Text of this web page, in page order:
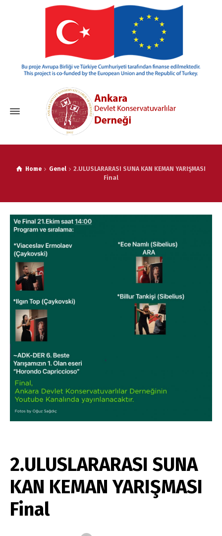
Home Genel
2.ULUSLARARASI SUNA KAN KEMAN YARIŞMASI
Final
2.ULUSLARARASI SUNA
KAN KEMAN YARIŞMASI
Final